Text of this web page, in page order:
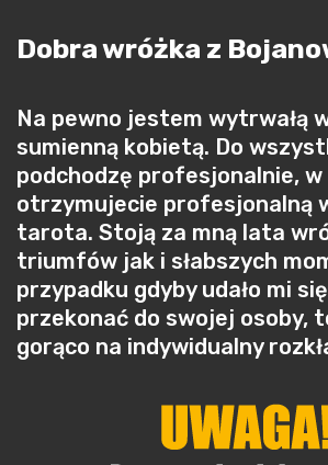
Dobra wróżka z
Na pewno jestem wytrwałą
sumienną kobietą. Do
podchodzę profesjonalnie,
otrzymujecie profesjonalną
tarota. Stoją za mną lata
triumfów jak i słabszych
przypadku gdyby udało mi
przekonać do swojej osoby,
gorąco na indywidualny